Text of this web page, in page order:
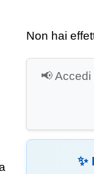
Non hai
📢
✨